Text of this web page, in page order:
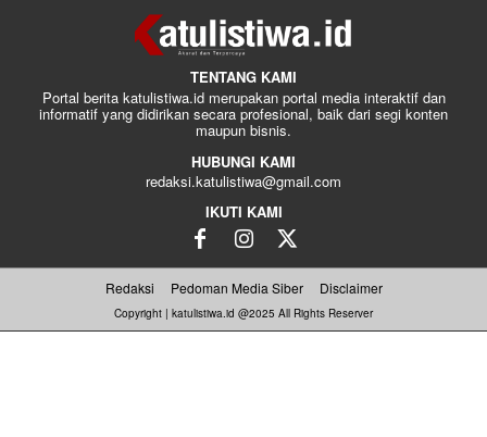
TENTANG KAMI
Portal berita katulistiwa.id merupakan portal media interaktif dan
informatif yang didirikan secara profesional, baik dari segi konten
maupun bisnis.
HUBUNGI KAMI
redaksi.katulistiwa@gmail.com
IKUTI KAMI
Redaksi Pedoman Media Siber Disclaimer
Copyright | katulistiwa.id @2025 All Rights Reserver